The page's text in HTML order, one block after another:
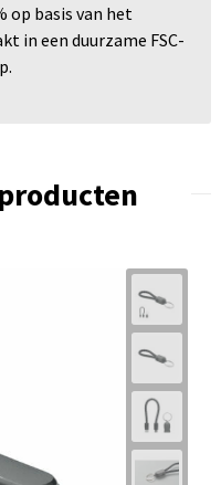
op basis van het
in een duurzame FSC-